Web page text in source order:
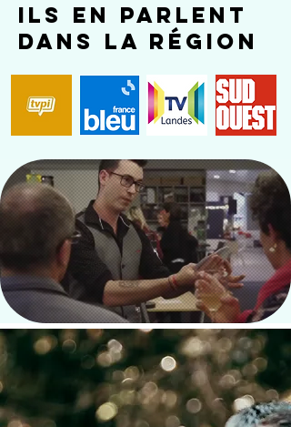
ils en parlent
dans la région